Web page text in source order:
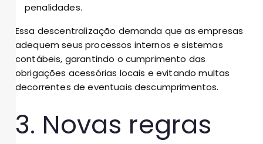
penalidades.
Essa descentralização demanda que as empresas
adequem seus processos internos e sistemas
contábeis, garantindo o cumprimento das
obrigações acessórias locais e evitando multas
decorrentes de eventuais descumprimentos.
3. Novas regras